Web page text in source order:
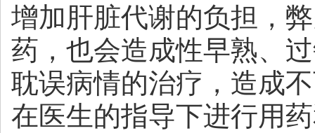
增加肝脏代谢的负担，
药，也会造成性早熟、
耽误病情的治疗，造成
在医生的指导下进行用